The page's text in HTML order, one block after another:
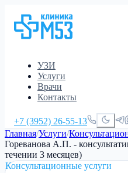
УЗИ
Услуги
Врачи
Контакты
+7 (3952) 26-55-13
Главная/Услуги/
Гореванова А.П. -
течении 3 месяцев)
Консультационные услуги